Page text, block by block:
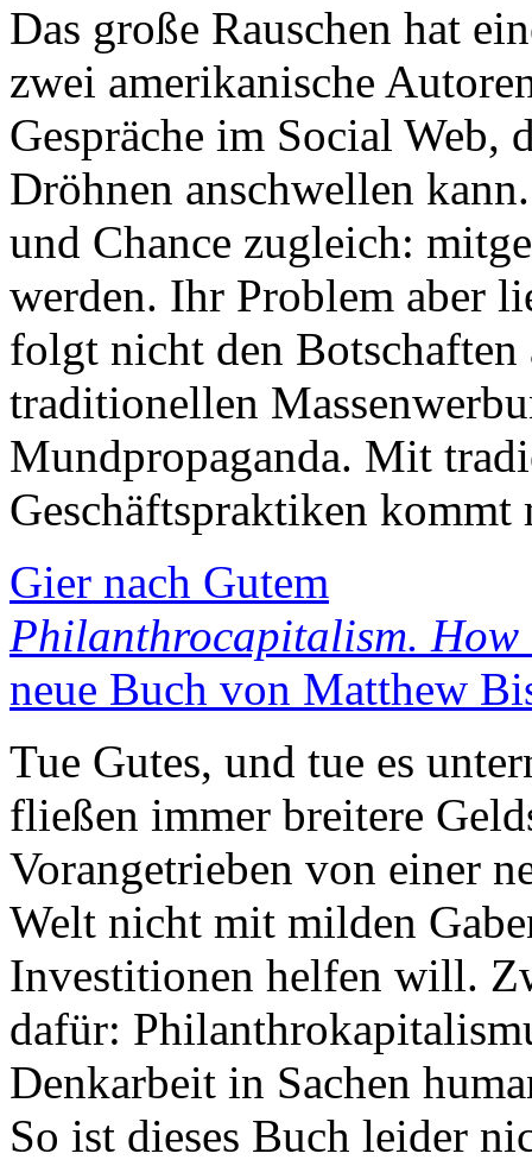
Das große Rauschen hat
zwei amerikanische
Gespräche im Social Web,
Dröhnen anschwellen
und Chance zugleich:
werden. Ihr Problem aber
folgt nicht den Botschaften
traditionellen
Mundpropaganda. Mit
Geschäftspraktiken
Gier nach Gutem
Philanthrocapitalism.
neue Buch von Matthew
Tue Gutes, und tue es
fließen immer breitere
Vorangetrieben von einer
Welt nicht mit milden
Investitionen helfen will.
dafür:
Denkarbeit in Sachen
So ist dieses Buch leider